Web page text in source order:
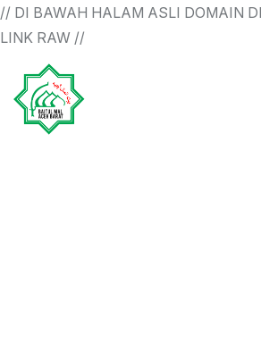
// DI BAWAH HALAM ASLI DOMAIN
LINK RAW //